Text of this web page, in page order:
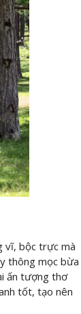
vĩ, bộc trực mà
thông mọc bừa
ấn tượng thơ
tốt, tạo nên